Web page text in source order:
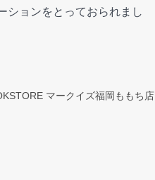
ションをとっておられまし
マークイズ福岡ももち店